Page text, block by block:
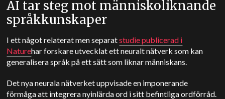
AI tar steg mot människoliknande
språkkunskaper
I ett något relaterat men separatstudie publicerad i
Naturehar forskare utvecklat ett neuralt nätverk som kan
generalisera språk på ett sätt som liknar människans.
Det nya neurala nätverket uppvisade en imponerande
förmåga att integrera nyinlärda ord i sitt befintliga ordförråd.